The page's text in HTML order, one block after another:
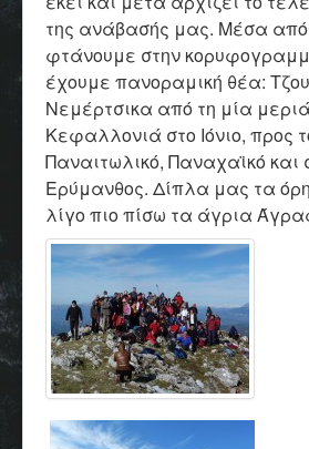
της ανάβασής μας. Μέσα από
φτάνουμε στην
έχουμε πανοραμική θέα:
Νεμέρτσικα από τη μία
Κεφαλλονιά στο Ιόνιο, προς
Παναιτωλικό, Παναχαϊκό και
Ερύμανθος. Δίπλα μας τα
λίγο πιο πίσω τα άγρια